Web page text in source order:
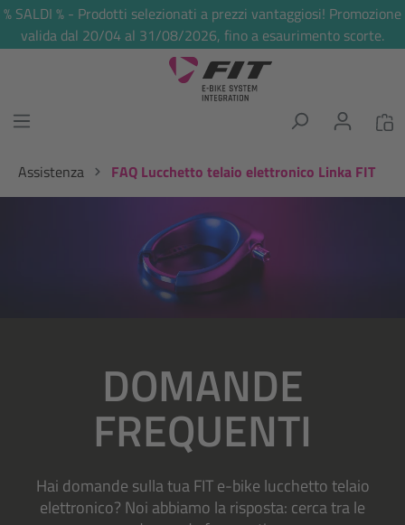
principale
% SALDI % - Prodotti selezionati a prezzi vantaggiosi! Promozione
valida dal 20/04 al 31/08/2026, fino a esaurimento scorte.
Assistenza
FAQ Lucchetto telaio elettronico Linka FIT
DOMANDE
FREQUENTI
Hai domande sulla tua FIT e-bike lucchetto telaio
elettronico? Noi abbiamo la risposta: cerca tra le